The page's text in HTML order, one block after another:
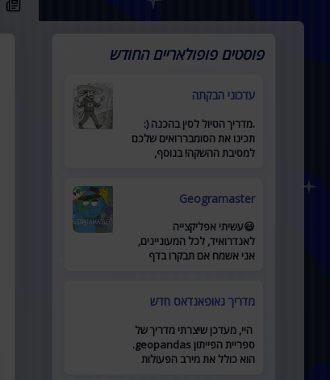
פוסטים פופולאריים החודש
עדכוני הבקתה
.מדריך הטיול לסין בהכנה (:
תכינו את הסומבררואים שלכם
למסיבת ההשקה! בנוסף,
Geogramaster
😃עשיתי אפליקצייה
לאנדרואיד, לכל המעוניינים,
אני אשמח אם תבקרו בדף
מדריך גאופאנדאס חדש
היי, מעדכן שיצרתי מדריך של
ספריית הפייתון geopandas.
הוא כולל את מירב הפעולות